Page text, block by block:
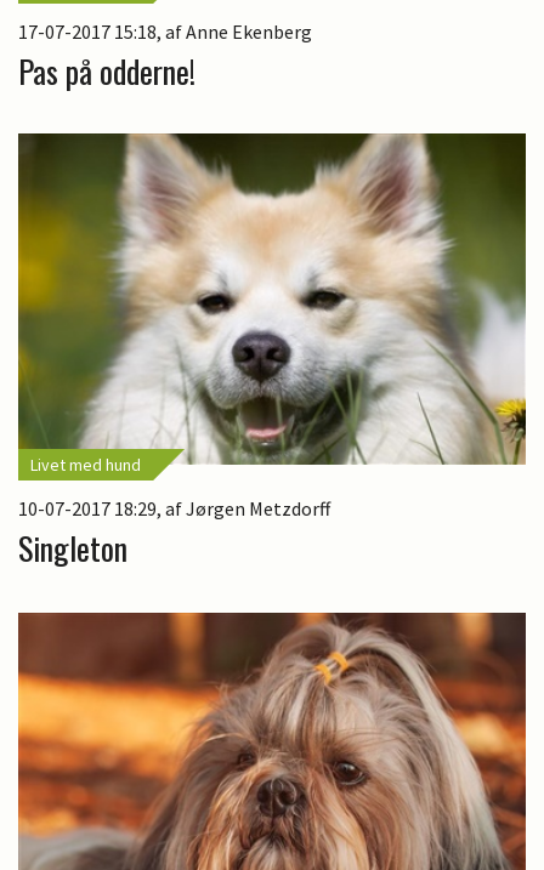
17-07-2017 15:18, af Anne Ekenberg
Pas på odderne!
Livet med hund
10-07-2017 18:29, af Jørgen Metzdorff
Singleton